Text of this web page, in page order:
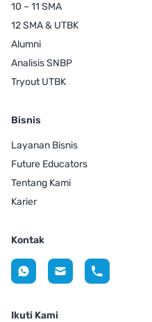
10 – 11 SMA
12 SMA & UTBK
Alumni
Analisis SNBP
Tryout UTBK
Bisnis
Layanan Bisnis
Future Educators
Tentang Kami
Karier
Kontak
Ikuti Kami